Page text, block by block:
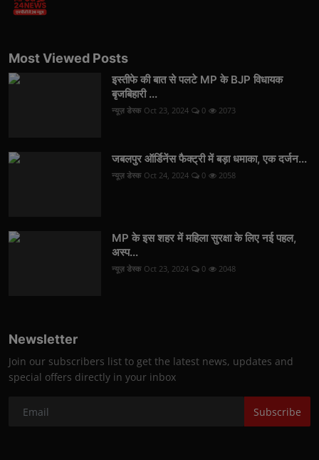
Most Viewed Posts
इस्तीफे की बात से पलटे MP के BJP विधायक
बृजबिहारी ...
न्यूज़ डेस्क Oct 23, 2024 0 2073
जबलपुर ऑर्डिनेंस फैक्ट्री में बड़ा धमाका, एक दर्जन...
न्यूज़ डेस्क Oct 24, 2024 0 2058
MP के इस शहर में महिला सुरक्षा के लिए नई पहल,
अस्प...
न्यूज़ डेस्क Oct 23, 2024 0 2048
Newsletter
Join our subscribers list to get the latest news, updates and
special offers directly in your inbox
Subscribe